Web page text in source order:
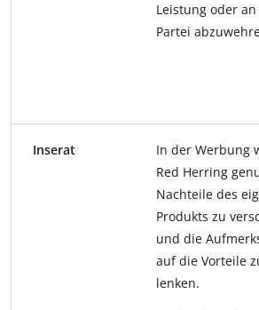
Leistung oder
Partei
Inserat
In der Werbung
Red Herring
Nachteile des
Produkts zu
und die
auf die Vorteile
lenken.